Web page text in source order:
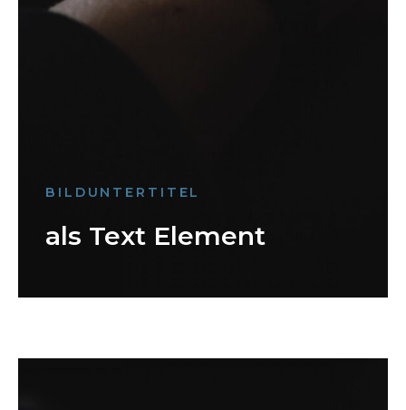
BILDUNTERTITEL
als Text Element